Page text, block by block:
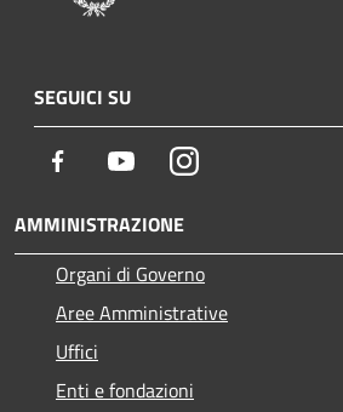
SEGUICI SU
Facebook YoutubeInstagram
AMMINISTRAZIONE
Organi di Governo
Aree Amministrative
Uffici
Enti e fondazioni